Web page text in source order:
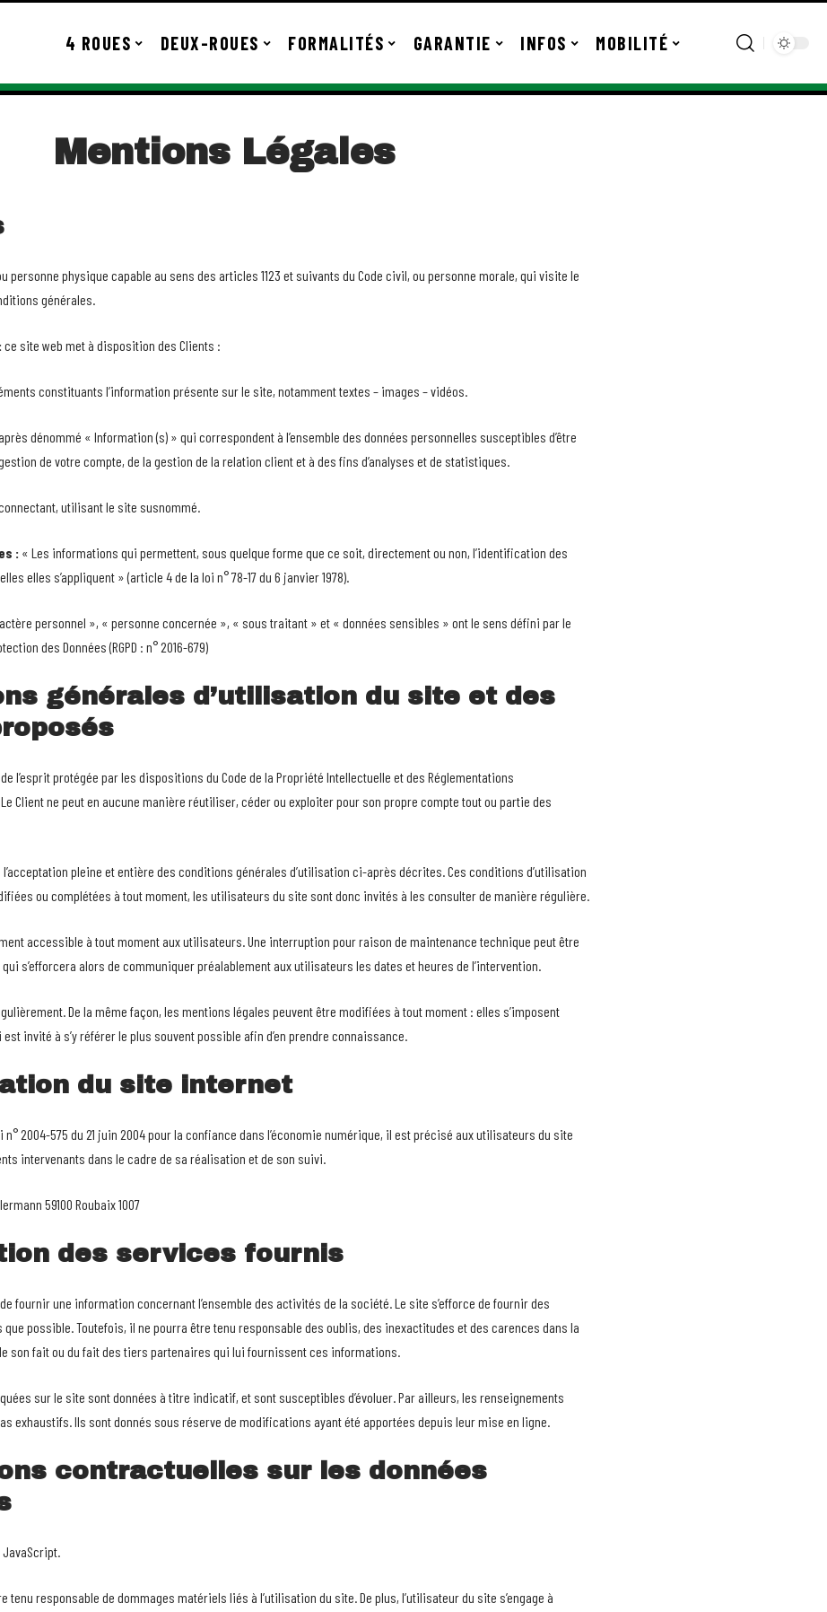
4 ROUES DEUX-ROUES FORMALITÉS GARANTIE INFOS MOBILITÉ
Mentions Légales
personne physique capable au sens des articles 1123 et suivants du Code civil, ou personne morale, qui visite le
générales.
ce site web met à disposition des Clients :
constituants l’information présente sur le site, notamment textes – images – vidéos.
dénommé « Information (s) » qui correspondent à l’ensemble des données personnelles susceptibles d’être
de votre compte, de la gestion de la relation client et à des fins d’analyses et de statistiques.
utilisant le site susnommé.
: « Les informations qui permettent, sous quelque forme que ce soit, directement ou non, l’identification des
elles s’appliquent » (article 4 de la loi n° 78-17 du 6 janvier 1978).
personnel », « personne concernée », « sous traitant » et « données sensibles » ont le sens défini par le
des Données (RGPD : n° 2016-679)
générales d’utilisation du site et des
l’esprit protégée par les dispositions du Code de la Propriété Intellectuelle et des Réglementations
Client ne peut en aucune manière réutiliser, céder ou exploiter pour son propre compte tout ou partie des
pleine et entière des conditions générales d’utilisation ci-après décrites. Ces conditions d’utilisation
ou complétées à tout moment, les utilisateurs du site sont donc invités à les consulter de manière régulière.
accessible à tout moment aux utilisateurs. Une interruption pour raison de maintenance technique peut être
s’efforcera alors de communiquer préalablement aux utilisateurs les dates et heures de l’intervention.
De la même façon, les mentions légales peuvent être modifiées à tout moment : elles s’imposent
invité à s’y référer le plus souvent possible afin d’en prendre connaissance.
du site internet
n° 2004-575 du 21 juin 2004 pour la confiance dans l’économie numérique, il est précisé aux utilisateurs du site
intervenants dans le cadre de sa réalisation et de son suivi.
59100 Roubaix 1007
des services fournis
fournir une information concernant l’ensemble des activités de la société. Le site s’efforce de fournir des
possible. Toutefois, il ne pourra être tenu responsable des oublis, des inexactitudes et des carences dans la
son fait ou du fait des tiers partenaires qui lui fournissent ces informations.
sur le site sont données à titre indicatif, et sont susceptibles d’évoluer. Par ailleurs, les renseignements
exhaustifs. Ils sont donnés sous réserve de modifications ayant été apportées depuis leur mise en ligne.
contractuelles sur les données
tenu responsable de dommages matériels liés à l’utilisation du site. De plus, l’utilisateur du site s’engage à